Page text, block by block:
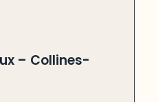
– Collines-